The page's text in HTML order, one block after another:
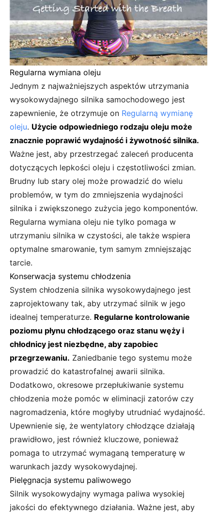
Regularna wymiana oleju
Jednym z najważniejszych aspektów utrzymania
wysokowydajnego silnika samochodowego jest
zapewnienie, że otrzymuje on Regularną wymianę
oleju. Użycie odpowiedniego rodzaju oleju może
znacznie poprawić wydajność i żywotność silnika.
Ważne jest, aby przestrzegać zaleceń producenta
dotyczących lepkości oleju i częstotliwości zmian.
Brudny lub stary olej może prowadzić do wielu
problemów, w tym do zmniejszenia wydajności
silnika i zwiększonego zużycia jego komponentów.
Regularna wymiana oleju nie tylko pomaga w
utrzymaniu silnika w czystości, ale także wspiera
optymalne smarowanie, tym samym zmniejszając
tarcie.
Konserwacja systemu chłodzenia
System chłodzenia silnika wysokowydajnego jest
zaprojektowany tak, aby utrzymać silnik w jego
idealnej temperaturze. Regularne kontrolowanie
poziomu płynu chłodzącego oraz stanu węży i
chłodnicy jest niezbędne, aby zapobiec
przegrzewaniu. Zaniedbanie tego systemu może
prowadzić do katastrofalnej awarii silnika.
Dodatkowo, okresowe przepłukiwanie systemu
chłodzenia może pomóc w eliminacji zatorów czy
nagromadzenia, które mogłyby utrudniać wydajność.
Upewnienie się, że wentylatory chłodzące działają
prawidłowo, jest również kluczowe, ponieważ
pomaga to utrzymać wymaganą temperaturę w
warunkach jazdy wysokowydajnej.
Pielęgnacja systemu paliwowego
Silnik wysokowydajny wymaga paliwa wysokiej
jakości do efektywnego działania. Ważne jest, aby